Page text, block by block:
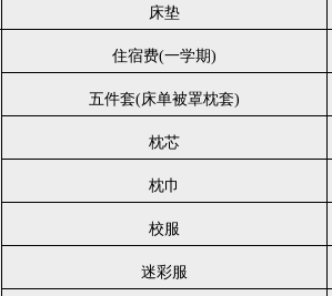
床垫
住宿费(一学期)
五件套(床单被罩枕套)
枕芯
枕巾
校服
迷彩服